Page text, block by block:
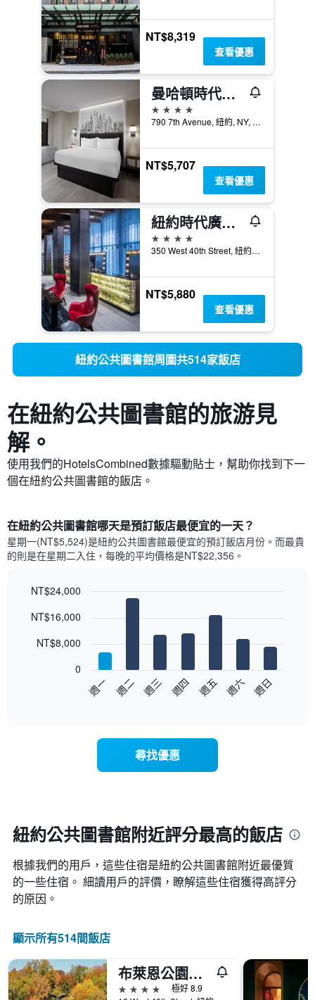
NT$8,319
查看優惠
曼哈頓時代廣場酒店
4星級
790 7th Avenue, 紐約, NY, 美國
NT$5,707
查看優惠
紐約時代廣場西希爾頓逸林酒店
4星級
350 West 40th Street, 紐約, NY, 美國
NT$5,880
查看優惠
紐約公共圖書館周圍共514家飯店
在紐約公共圖書館​的旅游見
解。
使用我們的HotelsCombined數據驅動貼士，幫助你找到下一
個在紐約公共圖書館​的飯店。
在紐約公共圖書館哪天是預訂飯店最便宜的一天？
星期一(NT$5,524)是紐約公共圖書館​最便宜的預訂飯店月份。而最貴
的則是在星期二​入住，每晚的平均價格是NT$22,356​​。
chart
房
間
均
價
格
此
表
具
有
1
條
graphic.
週一 週二 週三 週四 週五 週六 週日
0
NT$8,000
NT$16,000
NT$24,000
尋找優惠
紐約公共圖書館附近評分最高的飯店
根據我們的用戶，這些住宿是紐約公共圖書館​附近最優質
的一些住宿。 細讀用戶的評價，瞭解這些住宿獲得高評分
的原因。
顯示所有514間飯店
布萊恩公園露臺飯店
4星級
極好 8.9